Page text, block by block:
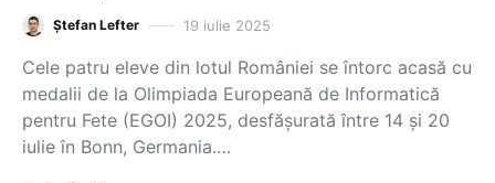
Ștefan Lefter 19 iulie 2025
Cele patru eleve din lotul României se întorc acasă cu
medalii de la Olimpiada Europeană de Informatică
pentru Fete (EGOI) 2025, desfășurată între 14 și 20
iulie în Bonn, Germania.…